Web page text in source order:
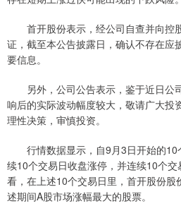
首开股份表示，经公司自查并向控
证，截至本公告披露日，确认不存在应
要信息。
另外，公司公告表示，鉴于近日公
响后的实际波动幅度较大，敬请广大投
理性决策，审慎投资。
行情数据显示，自9月3日开始的10
续10个交易日收盘涨停，并连续10个
看，在上述10个交易日里，首开股份
述期间A股市场涨幅最大的股票。